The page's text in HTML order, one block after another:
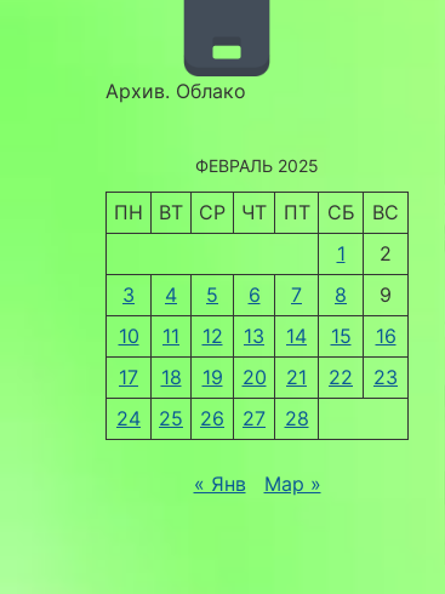
Архив. Облако
ФЕВРАЛЬ 2025
ПН ВТ СР ЧТ ПТ СБ
ВС
1
2
3
4 5 6 7 8
9
10
11 12 13 14 15
16
17
18 19 20 21 22
23
24
25 26 27 28
« Янв Мар »